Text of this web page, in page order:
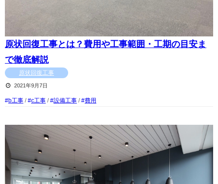
原状回復工事とは？費用や工事範囲・工期の目安ま
で徹底解説
原状回復工事
2021年9月7日
b工事 / c工事 / 設備工事 / 費用